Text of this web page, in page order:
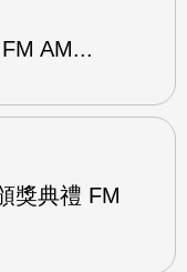
AM...
獎典禮 FM